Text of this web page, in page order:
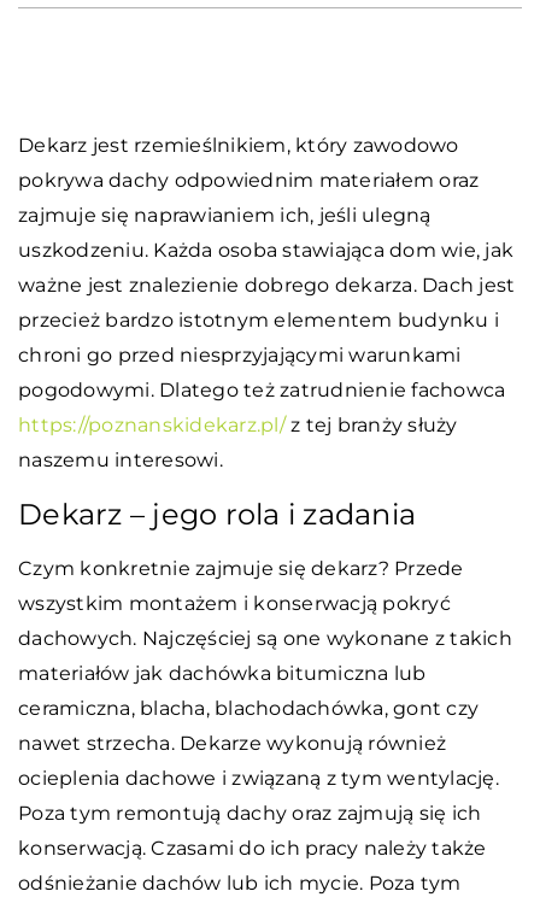
Dekarz jest rzemieślnikiem, który zawodowo
pokrywa dachy odpowiednim materiałem oraz
zajmuje się naprawianiem ich, jeśli ulegną
uszkodzeniu. Każda osoba stawiająca dom wie, jak
ważne jest znalezienie dobrego dekarza. Dach jest
przecież bardzo istotnym elementem budynku i
chroni go przed niesprzyjającymi warunkami
pogodowymi. Dlatego też zatrudnienie fachowca
https://poznanskidekarz.pl/z tej branży służy
naszemu interesowi.
Dekarz – jego rola i zadania
Czym konkretnie zajmuje się dekarz? Przede
wszystkim montażem i konserwacją pokryć
dachowych. Najczęściej są one wykonane z takich
materiałów jak dachówka bitumiczna lub
ceramiczna, blacha, blachodachówka, gont czy
nawet strzecha. Dekarze wykonują również
ocieplenia dachowe i związaną z tym wentylację.
Poza tym remontują dachy oraz zajmują się ich
konserwacją. Czasami do ich pracy należy także
odśnieżanie dachów lub ich mycie. Poza tym